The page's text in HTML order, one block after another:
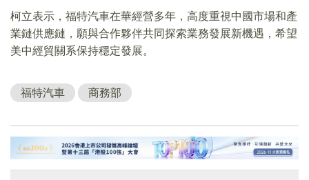
柯立表示，福特汽車在華經營多年，高度重視中國市場和產
業鏈供應鏈，願與合作夥伴共同探索業務發展新機遇，希望
美中經貿關系保持穩定發展。
福特汽車 商務部